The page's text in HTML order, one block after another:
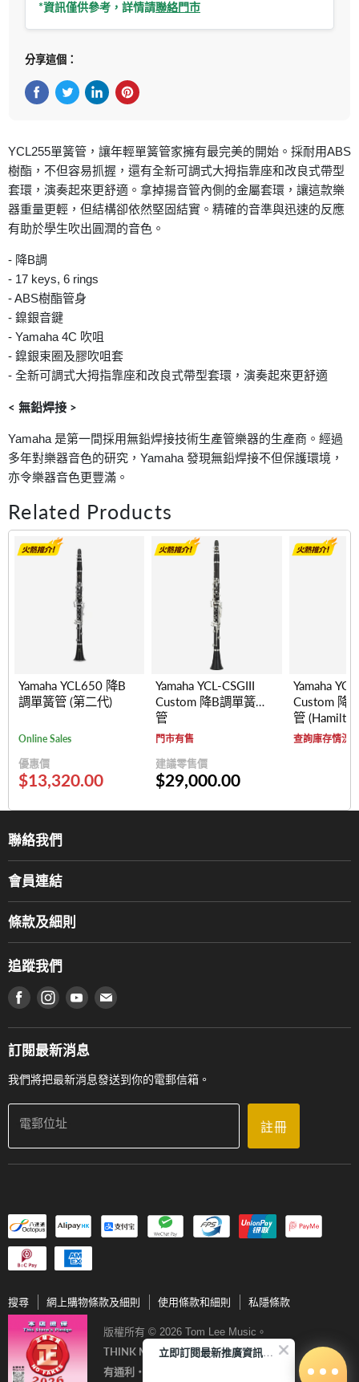
*資訊僅供參考，詳情請聯絡門市
分享這個：
YCL255單簧管，讓年輕單簧管家擁有最完美的開始。採耐用ABS
樹酯，不但容易抓握，還有全新可調式大拇指靠座和改良式帶型
套環，演奏起來更舒適。拿掉揚音管內側的金屬套環，讓這款樂
器重量更輕，但結構卻依然堅固結實。精確的音準與迅速的反應
有助於學生吹出圓潤的音色。
- 降B調
- 17 keys, 6 rings
- ABS樹酯管身
- 鎳銀音鍵
- Yamaha 4C 吹咀
- 鎳銀束圈及膠吹咀套
- 全新可調式大拇指靠座和改良式帶型套環，演奏起來更舒適
< 無鉛焊接 >
Yamaha 是第一間採用無鉛焊接技術生產管樂器的生產商。經過
多年對樂器音色的研究，Yamaha 發現無鉛焊接不但保護環境，
亦令樂器音色更豐滿。
Related Products
Yamaha YCL650 降B
調單簧管 (第二代)
Online Sales
優惠價
$13,320.00
Yamaha YCL-CSGIII
Custom 降B調單簧
管
門市有售
建議零售價
$29,000.00
Yamaha
Custom 降
管
鍵)
查詢庫存情況
聯絡我們
服務部
通利工程
登記保養
產品序號查詢
會員連結
香港管弦樂導師協會
條款及細則
使用條款及細則
私隱條款
門市購買產品及服務
追蹤我們
在 Facebook 上找到我們
在 Instagram 上找到我們
在 Youtube 上找到我們
在 電子郵件 上找到我們
訂閱最新消息
我們將把最新消息發送到你的電郵信箱。
電郵位址 註冊
搜尋 網上購物條款及細則 使用條款和細則 私隱條款
版權所有 © 2026 Tom Lee Music。
THINK MUSIC．THINK TOM LEE
有通利‧音樂更完美
立即訂閱最新推廣資訊Subscribe me!